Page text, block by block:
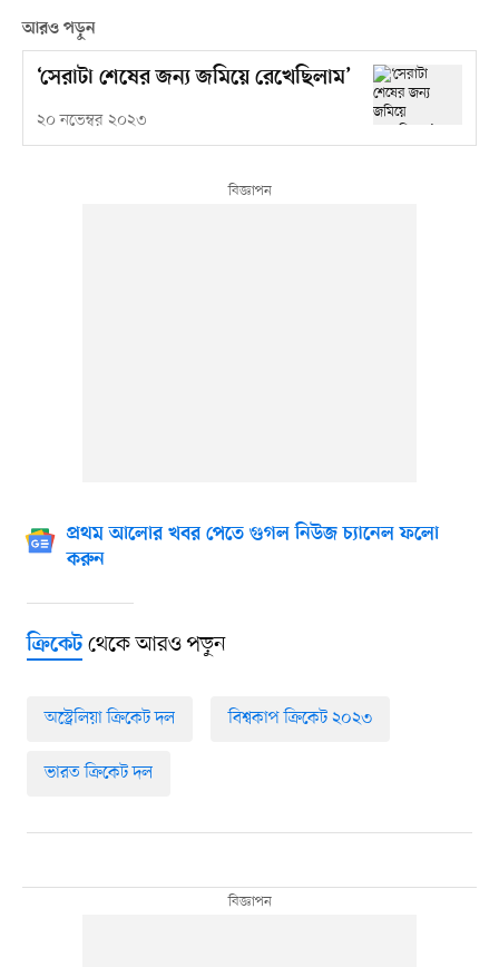
আরও পড়ুন
‘সেরাটা শেষের জন্য জমিয়ে রেখেছিলাম’
২০ নভেম্বর ২০২৩
প্রথম আলোর খবর পেতে গুগল নিউজ চ্যানেল ফলো
করুন
ক্রিকেটথেকে আরও পড়ুন
অস্ট্রেলিয়া ক্রিকেট দল বিশ্বকাপ ক্রিকেট ২০২৩
ভারত ক্রিকেট দল